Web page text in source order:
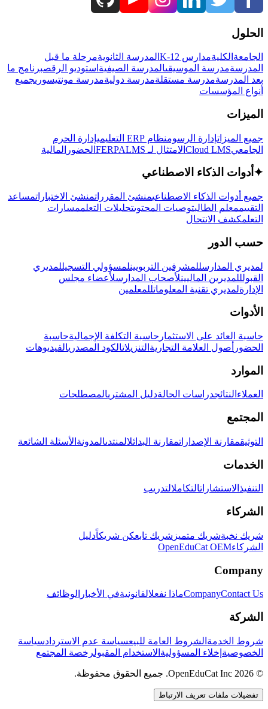
الحلول
الجامعة الكليةمدارس K-12 المدرسة الثانويةمرحلة ما قبل
المدرسةمدرسة الموسيقىالمدرسة الصيفية استوديو الرقصبرنامج ما
بعد المدرسةمدرسة مستقلةمدرسة دوليةمدرسة مونتيسوريجميع
أنواع المؤسسات
الميزات
جميع الميزاتإدارة الرسومنظام ERP التعليمي
إدارة الحرم
الجامعيCloud LMS الامتثال لـ FERPA LMS الحضور المالية
✦ أدوات الذكاء الاصطناعي
جميع أدوات الذكاء الاصطناعيمنشئ المقرراتمنشئ الاختباراتمساعد
التقييممعلم الطالبتوصيات المحتوىتحليلات التعلممسارات
التعلمكشف الانتحال
حسب الدور
لمديري المدارسللمشرفين التربويينلمسؤولي التسجيللمديري
القبولللمديرين الماليينلأصحاب المدارسلأعضاء مجلس
الإدارةلمديري تقنية المعلوماتللمعلمين
الأدوات
حاسبة العائد على الاستثمار حاسبة التكلفة الإجماليةحاسبة
الحضور أصول العلامة التجارية التنزيلاتالكود المصدريالفيديوهات
الموارد
العملاء النتائجدراسات الحالةدليل المشتريالمصطلحات
المجتمع
التوثيقمقارنة الإصداراتمقارنة البدائلالمنتدىالمدونة الأسئلة الشائعة
الخدمات
التنفيذ الاستشاراتالتكاملالتدريب
الشركاء
شريك نخبةشريك متميز شريك تابعكن شريكاًدليل
الشركاءOpenEduCat OEM
Company
CompanyContact Us ماذا نفعلالقانونيةفي الأخبار الوظائف
الشركة
شروط الخدمة الشروط العامة للبيعسياسة عدم الاستردادسياسة
الخصوصية إخلاء المسؤولية الاستخدام المقبولرخصة المجتمع
© 2026 OpenEduCat Inc. جميع الحقوق محفوظة.
تفضيلات ملفات تعريف الارتباط